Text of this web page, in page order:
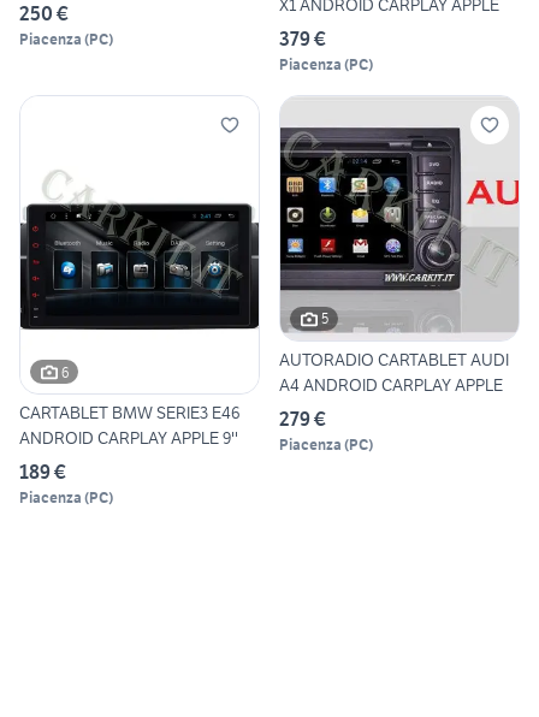
250 €
Piacenza (PC)
X1 ANDROID CARPLAY APPLE
379 €
Piacenza (PC)
6
CARTABLET BMW SERIE3 E46
ANDROID CARPLAY APPLE 9''
189 €
Piacenza (PC)
5
AUTORADIO CARTABLET AUDI
A4 ANDROID CARPLAY APPLE
279 €
Piacenza (PC)